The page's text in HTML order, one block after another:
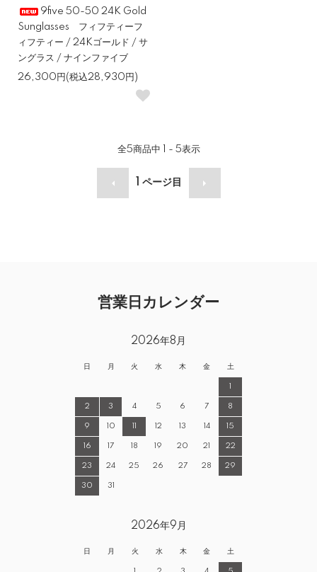
9five 50-50 24K Gold
Sunglasses フィフティーフ
ィフティー / 24Kゴールド / サ
ングラス / ナインファイブ
26,300円(税込28,930円)
全5商品中 1 - 5表示
ページ目
営業日カレンダー
2026年8月
日 月 火 水 木 金 土
1
2 3 4 5 6 7 8
9 10 11 12 13 14 15
16 17 18 19 20 21 22
23 24 25 26 27 28 29
30 31
2026年9月
日 月 火 水 木 金 土